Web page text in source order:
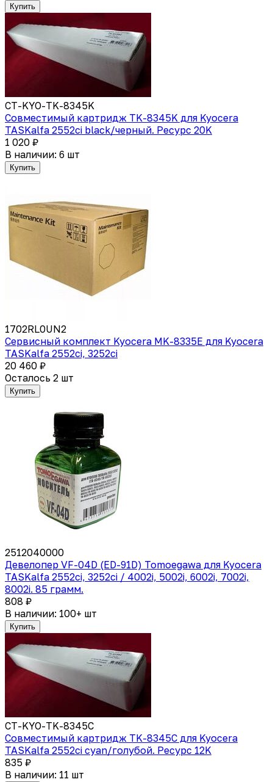
Купить
CT-KYO-TK-8345K
Совместимый картридж TK-8345K для Kyocera
TASKalfa 2552ci black/черный. Ресурс 20K
1 020 ₽
В наличии: 6 шт
Купить
1702RL0UN2
Сервисный комплект Kyocera MK-8335E для Kyocera
TASKalfa 2552ci, 3252ci
20 460 ₽
Осталось 2 шт
Купить
2512040000
Девелопер VF-04D (ED-91D) Tomoegawa для Kyocera
TASKalfa 2552ci, 3252ci / 4002i, 5002i, 6002i, 7002i,
8002i. 85 грамм.
808 ₽
В наличии: 100+ шт
Купить
CT-KYO-TK-8345C
Совместимый картридж TK-8345С для Kyocera
TASKalfa 2552ci cyan/голубой. Ресурс 12K
835 ₽
В наличии: 11 шт